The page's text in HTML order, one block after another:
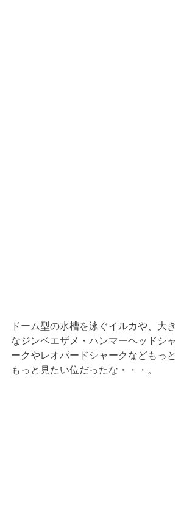
ドーム型の水槽を泳ぐイルカや、大き
なジンベエザメ・ハンマーヘッドシャ
ークやレオパードシャークなどもっと
もっと見たい位だったな・・・。